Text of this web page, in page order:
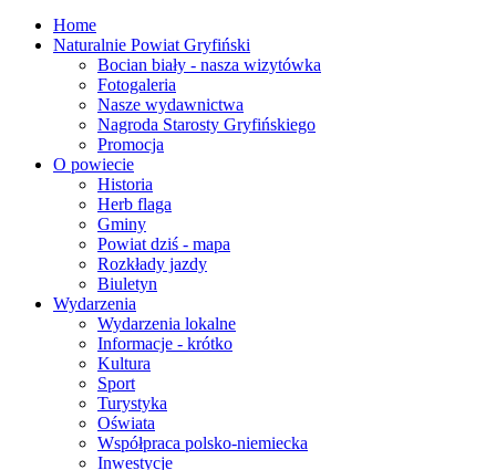
Home
Naturalnie Powiat Gryfiński
Bocian biały - nasza wizytówka
Fotogaleria
Nasze wydawnictwa
Nagroda Starosty Gryfińskiego
Promocja
O powiecie
Historia
Herb flaga
Gminy
Powiat dziś - mapa
Rozkłady jazdy
Biuletyn
Wydarzenia
Wydarzenia lokalne
Informacje - krótko
Kultura
Sport
Turystyka
Oświata
Współpraca polsko-niemiecka
Inwestycje